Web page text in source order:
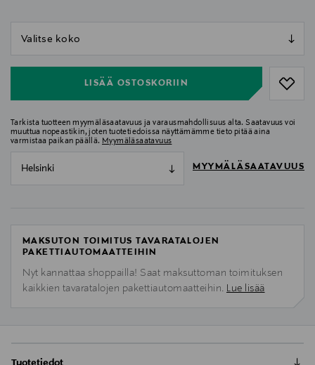
LISÄÄ OSTOSKORIIN
Tarkista tuotteen myymäläsaatavuus ja varausmahdollisuus alta. Saatavuus voi
muuttua nopeastikin, joten tuotetiedoissa näyttämämme tieto pitää aina
varmistaa paikan päällä. Myymäläsaatavuus
Helsinki MYYMÄLÄSAATAVUUS
MAKSUTON TOIMITUS TAVARATALOJEN
PAKETTIAUTOMAATTEIHIN
Nyt kannattaa shoppailla! Saat maksuttoman toimituksen
kaikkien tavaratalojen pakettiautomaatteihin. Lue lisää